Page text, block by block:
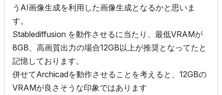
うAI画像生成を利用した画像生成となるかと思いま
す。
Stablediffusion を動作させるに当たり、最低VRAMが
8GB、高画質出力の場合12GB以上が推奨となってたと
記憶しております。
併せてArchicadを動作させることを考えると、12GBの
VRAMが良さそうな印象ではあります